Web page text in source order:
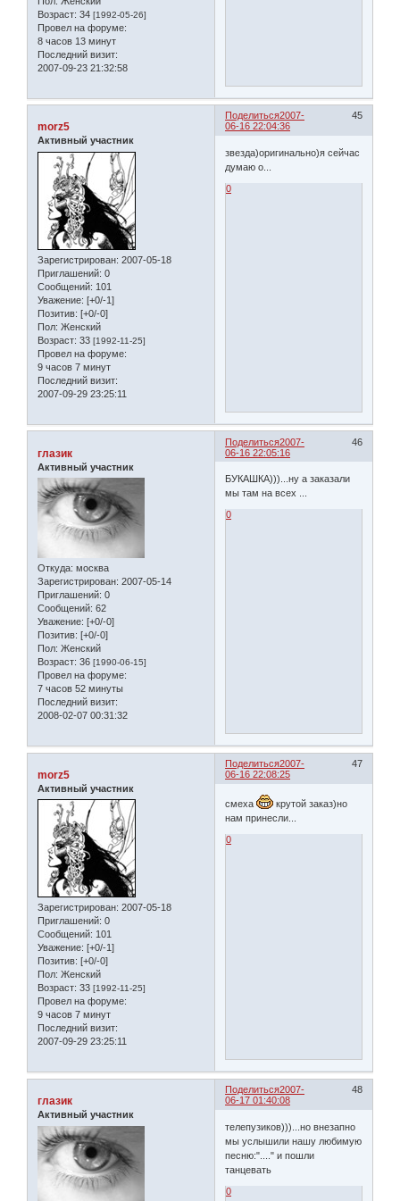
Возраст: 34 [1992-05-26]
Провел на форуме:
8 часов 13 минут
Последний визит:
2007-09-23 21:32:58
Поделиться 45
2007-
06-16 22:04:36
morz5
Активный участник
Зарегистрирован: 2007-05-18
Приглашений: 0
Сообщений: 101
Уважение: [+0/-1]
Позитив: [+0/-0]
Пол: Женский
Возраст: 33 [1992-11-25]
Провел на форуме:
9 часов 7 минут
Последний визит:
2007-09-29 23:25:11
звезда)оригинально)я сейчас
думаю о...
0
Поделиться 46
2007-
06-16 22:05:16
глазик
Активный участник
Откуда: москва
Зарегистрирован: 2007-05-14
Приглашений: 0
Сообщений: 62
Уважение: [+0/-0]
Позитив: [+0/-0]
Пол: Женский
Возраст: 36 [1990-06-15]
Провел на форуме:
7 часов 52 минуты
Последний визит:
2008-02-07 00:31:32
БУКАШКА)))...ну а заказали
мы там на всех ...
0
Поделиться 47
2007-
06-16 22:08:25
morz5
Активный участник
Зарегистрирован: 2007-05-18
Приглашений: 0
Сообщений: 101
Уважение: [+0/-1]
Позитив: [+0/-0]
Пол: Женский
Возраст: 33 [1992-11-25]
Провел на форуме:
9 часов 7 минут
Последний визит:
2007-09-29 23:25:11
смеха
крутой заказ)но
нам принесли...
0
Поделиться 48
2007-
06-17 01:40:08
глазик
Активный участник
телепузиков)))...но внезапно
мы услышили нашу любимую
песню:"...." и пошли
танцевать
0